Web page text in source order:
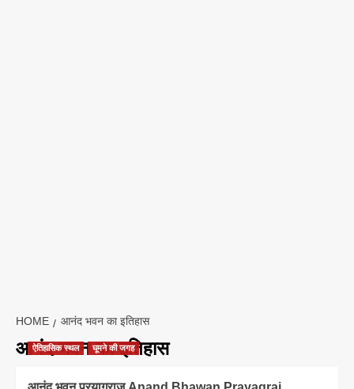
HOME आनंद भवन का इतिहास
आनंद भवन का इतिहास
ऐतिहासिक स्थल घूमने की जगह